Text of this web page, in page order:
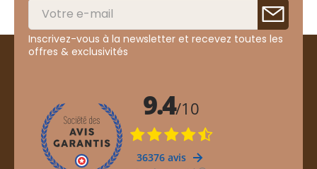
Inscrivez-vous à la newsletter et recevez toutes les
offres & exclusivités